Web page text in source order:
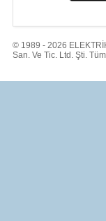
© 1989 - 2026
San. Ve Tic. Ltd. Şti.